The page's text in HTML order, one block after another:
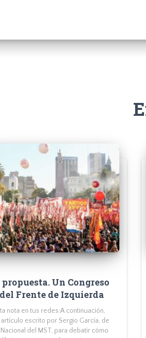
Un Congreso
Frente de Izquierda
nota en tus redes:A continuación,
escrito por Sergio García, de
del MST, para debatir cómo